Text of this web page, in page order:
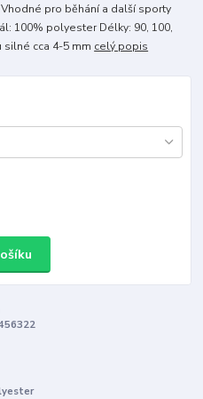
pro běhání a další sporty
100% polyester Délky: 90, 100,
silné cca 4-5 mm celý popis